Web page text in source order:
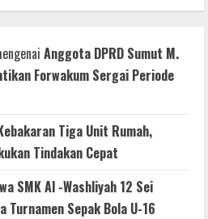
Anggota DPRD Sumut M.
Forwakum Sergai Periode
Tiga Unit Rumah,
Tindakan Cepat
SMK Al -Washliyah 12 Sei
Turnamen Sepak Bola U-16